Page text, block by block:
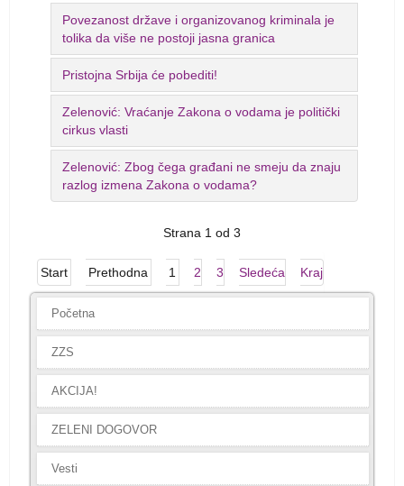
Povezanost države i organizovanog kriminala je
tolika da više ne postoji jasna granica
Pristojna Srbija će pobediti!
Zelenović: Vraćanje Zakona o vodama je politički
cirkus vlasti
Zelenović: Zbog čega građani ne smeju da znaju
razlog izmena Zakona o vodama?
Strana 1 od 3
Start Prethodna 1 2 3 Sledeća Kraj
Početna
ZZS
AKCIJA!
ZELENI DOGOVOR
Vesti